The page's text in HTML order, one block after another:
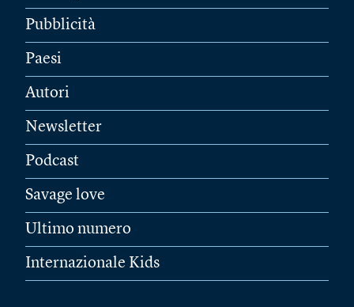
Pubblicità
Paesi
Autori
Newsletter
Podcast
Savage love
Ultimo numero
Internazionale Kids